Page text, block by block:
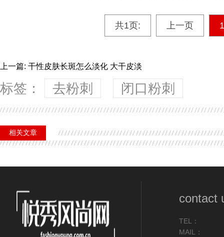
共1页: 上一页 1
上一篇: 干性皮肤长斑怎么淡化 大干皮淡
标签： 去粉刺 闭口粉刺
相关文章
contact
TEL：
MAIL：